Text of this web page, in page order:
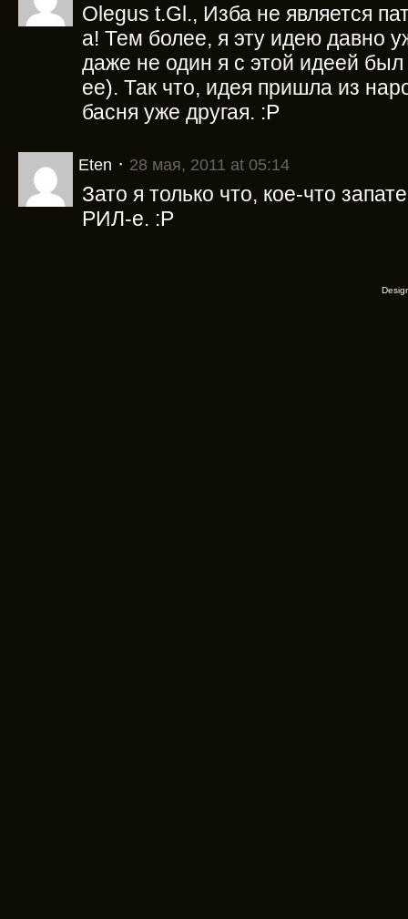
Olegus t.Gl., Изба не является
а! Тем более, я эту идею давно
даже не один я с этой идеей
ее). Так что, идея пришла из
басня уже другая. :P
Eten · 28 мая, 2011 at 05:14
Зато я только что, кое-что
РИЛ-е. :P